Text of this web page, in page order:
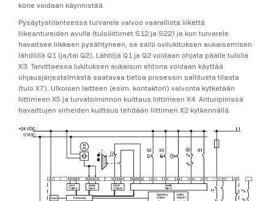
kone voidaan käynnistää.
Pysäytystilanteessa turvarele valvoo vaarallista liikettä
liikeantureiden avulla (tuloliittimet S12 ja S22) ja kun turvarele
havaitsee liikkeen pysähtyneen, se sallii ovilukituksen aukaisemisen
lähdöllä Q1 (ja/tai Q2). Lähtöjä Q1 ja Q2 voidaan ohjata päälle tulolla
X3. Tarvittaessa lukituksen aukaisun ehtona voidaan käyttää
ohjausjärjestelmästä saatavaa tietoa prosessin sallitusta tilasta
(tulo X7). Ulkoisen laitteen (esim. kontaktori) valvonta kytketään
liittimeen X5 ja turvatoiminnon kuittaus liittimeen X4. Anturipiirissä
havaittujen virheiden kuittaus tehdään liittimen X2 kytkennällä.